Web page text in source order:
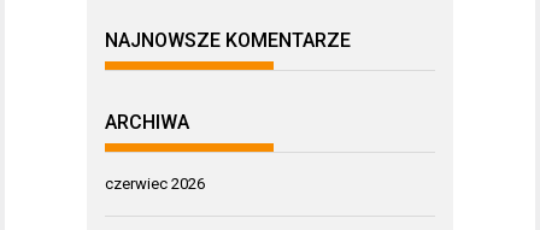
NAJNOWSZE KOMENTARZE
ARCHIWA
czerwiec 2026